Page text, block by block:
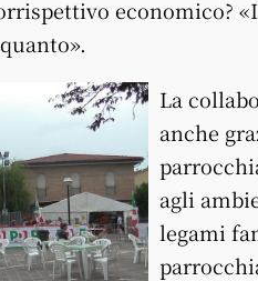
economico?
La
anche
agli
legami